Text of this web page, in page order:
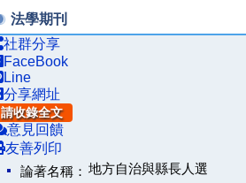
法學期刊
社群分享
FaceBook
Line
分享網址
請收錄全文
意見回饋
友善列印
論著名稱： 地方自治與縣長人選